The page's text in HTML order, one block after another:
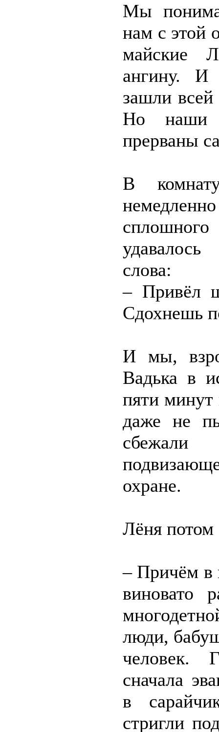
Мы
нам с этой
майские
ангину. И
зашли всей
Но наши
прерваны
В
слова:
– Привёл
Сдохнешь
И мы,
Вадька в
пяти минут
даже не
охране.
Лёня потом
– Причём в
виновато
люди,
человек.
сначала
в
стригли